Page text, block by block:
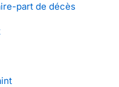
part de décès